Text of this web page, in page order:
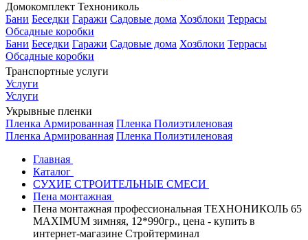
Домокомплект Технониколь
Бани Беседки Гаражи Садовые дома Хозблоки Террасы
Обсадные коробки
Бани Беседки Гаражи Садовые дома Хозблоки Террасы
Обсадные коробки
Транспортные услуги
Услуги
Услуги
Укрывные пленки
Пленка Армированная Пленка Полиэтиленовая
Пленка Армированная Пленка Полиэтиленовая
Главная
Каталог
СУХИЕ СТРОИТЕЛЬНЫЕ СМЕСИ
Пена монтажная
Пена монтажная профессиональная ТЕХНОНИКОЛЬ 65
MAXIMUM зимняя, 12*990гр., цена - купить в
интернет-магазине Стройтерминал